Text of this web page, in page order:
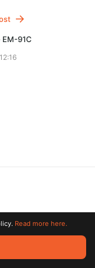
EM-91C
All trademarks
Read more here.